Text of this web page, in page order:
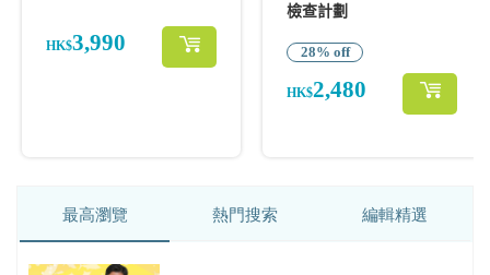
最高瀏覽 熱門搜索 編輯精選